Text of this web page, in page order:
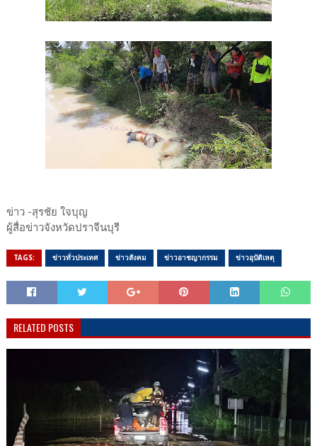
ข่าว -สุรชัย ใจบุญ
ผู้สื่อข่าวจังหวัดปราจีนบุรี
TAGS: ข่าวทั่วประเทศ ข่าวสังคม ข่าวอาชญากรรม ข่าวอุบัติเหตุ
RELATED POSTS